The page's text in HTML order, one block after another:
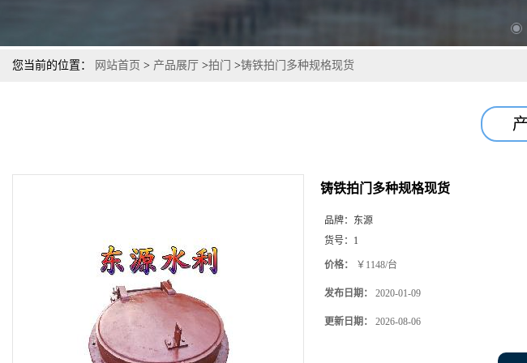
您当前的位置： 网站首页 > 产品展厅 >拍门 >铸铁拍门多种规格现货
铸铁拍门多种规格现货
品牌： 东源
货号： 1
价格： ￥1148/台
发布日期： 2020-01-09
更新日期： 2026-08-06